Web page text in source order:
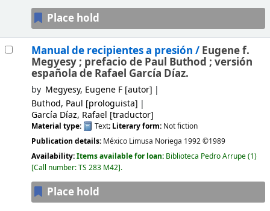
Place hold
Manual de recipientes a presión / Eugene f.
Megyesy ; prefacio de Paul Buthod ; versión
española de Rafael García Díaz.
by Megyesy, Eugene F[autor]
Buthod, Paul [prologuista]
García Díaz, Rafael [traductor]
Material type: Text; Literary form: Not fiction
Publication details: México Limusa Noriega 1992 ©1989
Availability:Items available for loan: Biblioteca Pedro Arrupe(1)
Call number:TS 283 M42 .
Place hold